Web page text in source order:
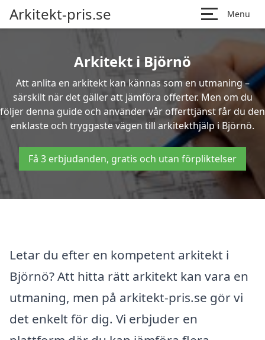
Arkitekt-pris.se Menu
Arkitekt i Björnö
Att anlita en arkitekt kan kännas som en utmaning –
särskilt när det gäller att jämföra offerter. Men om du
följer denna guide och använder vår offerttjänst får du den
enklaste och tryggaste vägen till arkitekthjälp i Björnö.
Få 3 erbjudanden, gratis och utan förpliktelser
Letar du efter en kompetent arkitekt i
Björnö? Att hitta rätt arkitekt kan vara en
utmaning, men på arkitekt-pris.se gör vi
det enkelt för dig. Vi erbjuder en